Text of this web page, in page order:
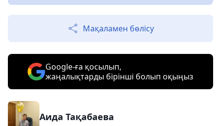
Мақаламен бөлісу
Google-ға қосылып,
жаңалықтарды бірінші болып оқыңыз
Аида Тақабаева